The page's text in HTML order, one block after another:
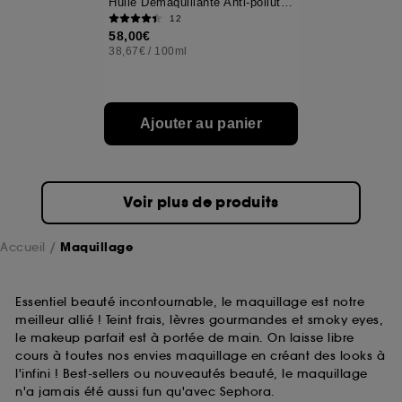
12
58,00€
38,67€ / 100ml
Ajouter au panier
Voir plus de produits
Accueil Maquillage
Essentiel beauté incontournable, le maquillage est notre
meilleur allié ! Teint frais, lèvres gourmandes et smoky eyes,
le makeup parfait est à portée de main. On laisse libre
cours à toutes nos envies maquillage en créant des looks à
l'infini ! Best-sellers ou nouveautés beauté, le maquillage
n'a jamais été aussi fun qu'avec Sephora.
A l'exception des cookies techniques, le dépôt et la
lecture de ces traceurs requiert votre accord. Vous
choix" ci-dessous ou décider de "tout accepter".
Sephora pourra associer les informations de
navigation collectées par ces Cookies, pour les
sur "continuer sans accepter". Voous pouvez à tout
moment choisir de retirer votrte consentement. Si vous
souhaitez obtenir plus d'information sur les cookies